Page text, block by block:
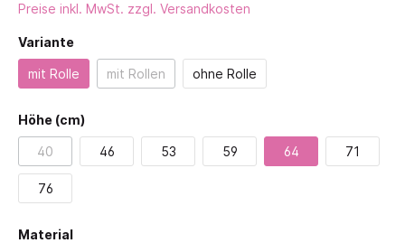
Preise inkl. MwSt. zzgl. Versandkosten
Variante
mit Rolle mit Rollen ohne Rolle
Höhe (cm)
40 46 53 59 64 71
76
Material